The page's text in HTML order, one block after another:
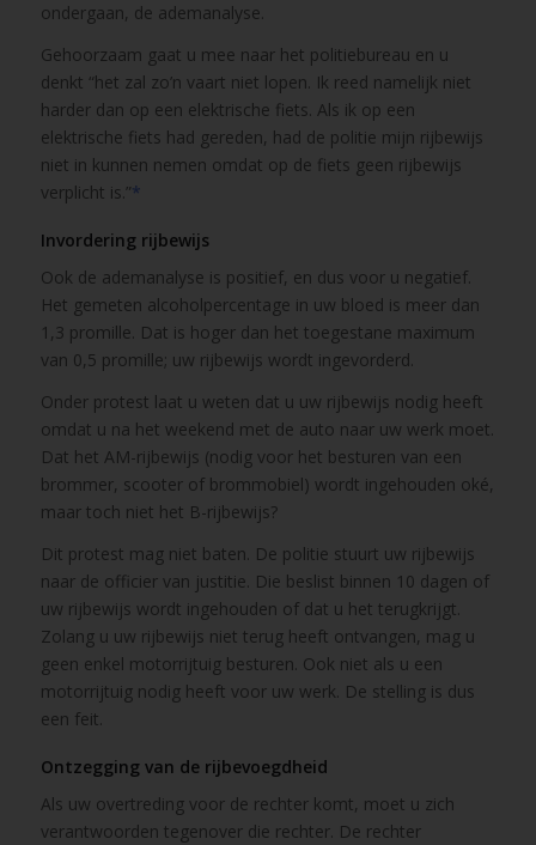
ondergaan, de ademanalyse.
Gehoorzaam gaat u mee naar het politiebureau en u
denkt “het zal zo’n vaart niet lopen. Ik reed namelijk niet
harder dan op een elektrische fiets. Als ik op een
elektrische fiets had gereden, had de politie mijn rijbewijs
niet in kunnen nemen omdat op de fiets geen rijbewijs
verplicht is.”*
Invordering rijbewijs
Ook de ademanalyse is positief, en dus voor u negatief.
Het gemeten alcoholpercentage in uw bloed is meer dan
1,3 promille. Dat is hoger dan het toegestane maximum
van 0,5 promille; uw rijbewijs wordt ingevorderd.
Onder protest laat u weten dat u uw rijbewijs nodig heeft
omdat u na het weekend met de auto naar uw werk moet.
Dat het AM-rijbewijs (nodig voor het besturen van een
brommer, scooter of brommobiel) wordt ingehouden oké,
maar toch niet het B-rijbewijs?
Dit protest mag niet baten. De politie stuurt uw rijbewijs
naar de officier van justitie. Die beslist binnen 10 dagen of
uw rijbewijs wordt ingehouden of dat u het terugkrijgt.
Zolang u uw rijbewijs niet terug heeft ontvangen, mag u
geen enkel motorrijtuig besturen. Ook niet als u een
motorrijtuig nodig heeft voor uw werk. De stelling is dus
een feit.
Ontzegging van de rijbevoegdheid
Als uw overtreding voor de rechter komt, moet u zich
verantwoorden tegenover die rechter. De rechter